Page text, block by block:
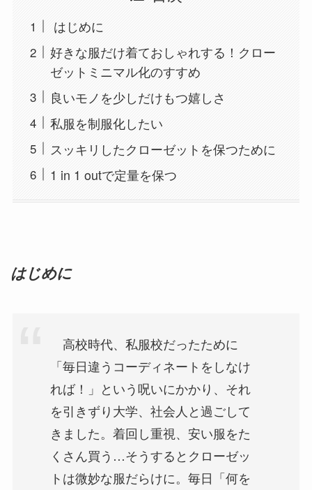
はじめに
好きな服だけ着ておしゃれする！クロー
ゼットミニマル化のすすめ
良いモノを少しだけもつ嬉しさ
私服を制服化したい
スッキリしたクローゼットを保つために
1 in 1 outで定量を保つ
はじめに
高校時代、私服校だったために
「毎日違うコーディネートをしなけ
れば！」という呪いにかかり、それ
を引きずり大学、社会人と過ごして
きました。着回し重視、安い服をた
くさん買う…そうするとクローゼッ
トは微妙な服だらけに。毎日「何を